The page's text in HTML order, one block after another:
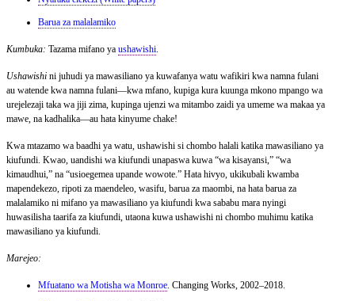
Barua za malalamiko
Kumbuka: Tazama mifano ya ushawishi
Ushawishi ni juhudi ya mawasiliano ya kuwafanya watu wafikiri kwa namna fulani
au watende kwa namna fulani—kwa mfano, kupiga kura kuunga mkono mpango wa
urejelezaji taka wa jiji zima, kupinga ujenzi wa mitambo zaidi ya umeme wa makaa ya
mawe, na kadhalika—au hata kinyume chake!
Kwa mtazamo wa baadhi ya watu, ushawishi si chombo halali katika mawasiliano ya
kiufundi. Kwao, uandishi wa kiufundi unapaswa kuwa “wa kisayansi,” “wa
kimaudhui,” na “usioegemea upande wowote.” Hata hivyo, ukikubali kwamba
mapendekezo, ripoti za maendeleo, wasifu, barua za maombi, na hata barua za
malalamiko ni mifano ya mawasiliano ya kiufundi kwa sababu mara nyingi
huwasilisha taarifa za kiufundi, utaona kuwa ushawishi ni chombo muhimu katika
mawasiliano ya kiufundi.
Marejeo:
Mfuatano wa Motisha wa Monroe . Changing Works, 2002–2018.